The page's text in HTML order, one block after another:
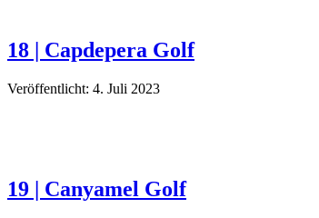
18 | Capdepera Golf
Veröffentlicht: 4. Juli 2023
19 | Canyamel Golf